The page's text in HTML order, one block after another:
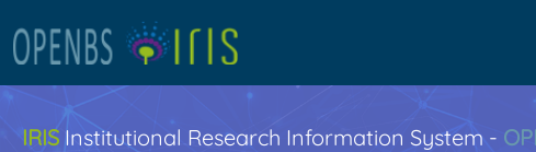
IRIS Institutional Research Information System -